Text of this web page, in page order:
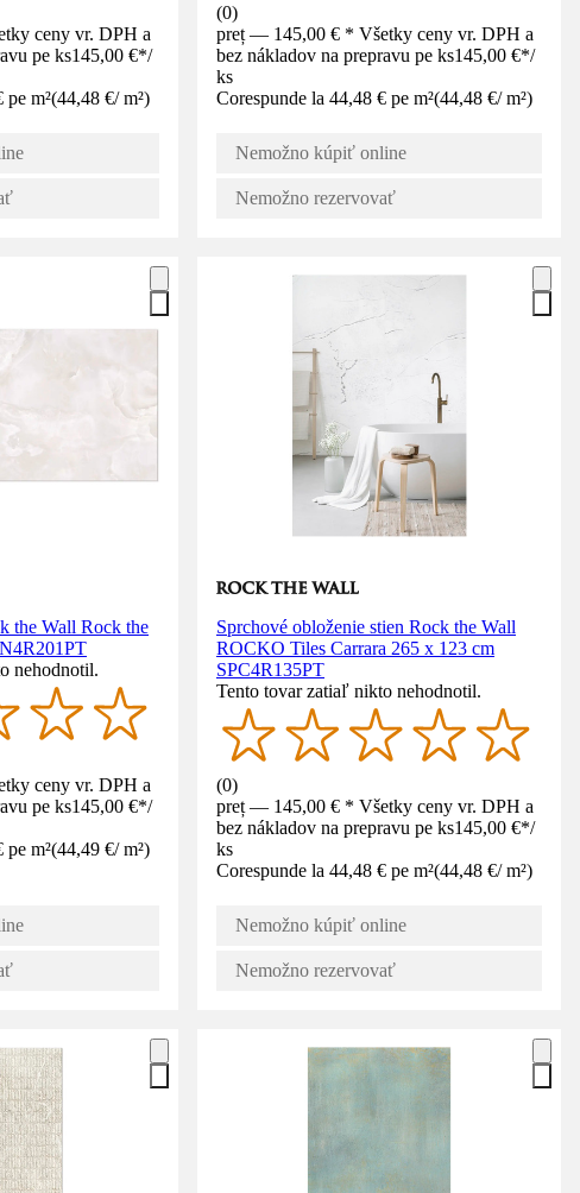
ceny vr. DPH a
pe ks145,00 €*/
pe m²(44,48 €/ m²)
(0)
preț — 145,00 € * Všetky ceny vr. DPH a
bez nákladov na prepravu pe ks145,00 €*/
ks
Corespunde la 44,48 € pe m²(44,48 €/ m²)
Nemožno kúpiť online
Nemožno rezervovať
the Wall Rock the
nehodnotil.
ceny vr. DPH a
pe ks145,00 €*/
pe m²(44,49 €/ m²)
Sprchové obloženie stien Rock the Wall
ROCKO Tiles Carrara 265 x 123 cm
SPC4R135PT
Tento tovar zatiaľ nikto nehodnotil.
(0)
preț — 145,00 € * Všetky ceny vr. DPH a
bez nákladov na prepravu pe ks145,00 €*/
ks
Corespunde la 44,48 € pe m²(44,48 €/ m²)
Nemožno kúpiť online
Nemožno rezervovať